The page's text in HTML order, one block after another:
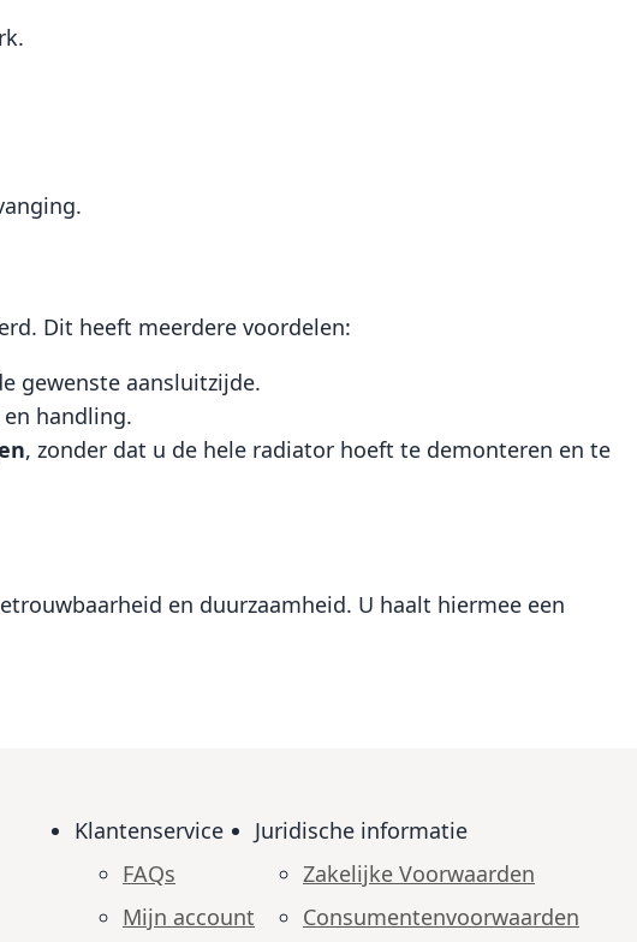
Dit heeft meerdere voordelen:
gewenste aansluitzijde.
handling.
, zonder dat u de hele radiator hoeft te demonteren en te
en duurzaamheid. U haalt hiermee een
Klantenservice
FAQs
Mijn account
Juridische informatie
Zakelijke Voorwaarden
Consumenten­voorwaarden